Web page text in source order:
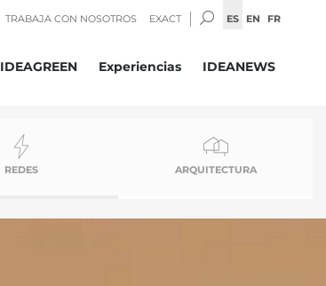
TRABAJA CON NOSOTROS EXACT BUSCAR:
ES EN FR
IDEAGREEN Experiencias IDEANEWS
REDES ARQUITECTURA